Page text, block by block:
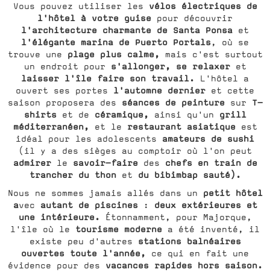
Vous pouvez utiliser les vélos électriques de
l'hôtel à votre guise
pour découvrir
l'architecture charmante de Santa Ponsa et
l'élégante marina de Puerto Portals, où se
trouve une plage plus calme,
mais c'est surtout
un endroit pour s'allonger, se relaxeret
laisser l'île faire son travail.
L'hôtel a
ouvert ses portes l'automne dernier
et cette
saison proposera des séances de peinturesur T-
shirts
et de céramique, ainsi qu'un grill
méditerranéen,
et le restaurant asiatiqueest
idéal pour les adolescents amateurs de sushi
(il y a des sièges au comptoir où l'on peut
admirerle savoir-faire des chefs en train de
trancher du thonet du bibimbap sauté).
Nous ne sommes jamais allés dans un petit hôtel
avec autant de piscines : deux extérieures et
une intérieure. Étonnamment, pour Majorque,
l'île où le tourisme moderne a été inventé, il
existe peu d'autres stations balnéaires
ouvertes toute l'année,
ce qui en fait une
évidence pour des vacances rapides hors saison.